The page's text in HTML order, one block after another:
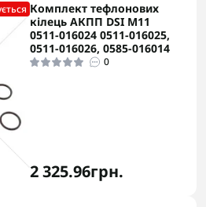
Комплект тефлонових
кілець АКПП DSI M11
0511-016024 0511-016025,
0511-016026, 0585-016014
0
2 325.96грн.